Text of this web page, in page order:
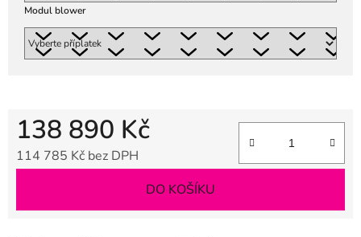
Modul blower
138 890 Kč
114 785 Kč bez DPH
DO KOŠÍKU